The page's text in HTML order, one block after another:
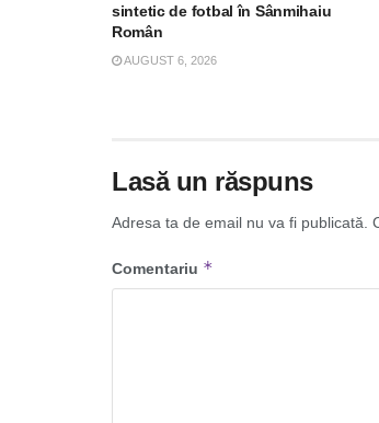
sintetic de fotbal în Sânmihaiu
Român
AUGUST 6, 2026
Lasă un răspuns
Adresa ta de email nu va fi publicată.
Comentariu *